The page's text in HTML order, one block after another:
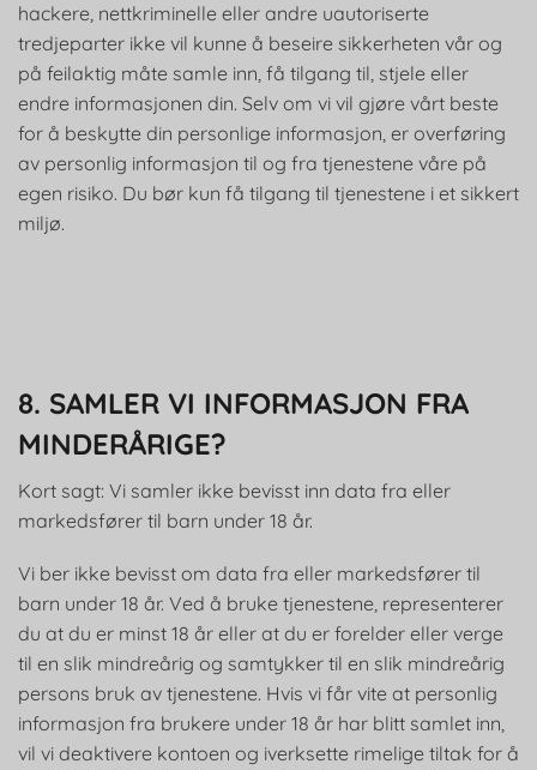
hackere, nettkriminelle eller andre uautoriserte
tredjeparter ikke vil kunne å beseire sikkerheten vår og
på feilaktig måte samle inn, få tilgang til, stjele eller
endre informasjonen din. Selv om vi vil gjøre vårt beste
for å beskytte din personlige informasjon, er overføring
av personlig informasjon til og fra tjenestene våre på
egen risiko. Du bør kun få tilgang til tjenestene i et sikkert
miljø.
8. SAMLER VI INFORMASJON FRA
MINDERÅRIGE?
Kort sagt: Vi samler ikke bevisst inn data fra eller
markedsfører til barn under 18 år.
Vi ber ikke bevisst om data fra eller markedsfører til
barn under 18 år. Ved å bruke tjenestene, representerer
du at du er minst 18 år eller at du er forelder eller verge
til en slik mindreårig og samtykker til en slik mindreårig
persons bruk av tjenestene. Hvis vi får vite at personlig
informasjon fra brukere under 18 år har blitt samlet inn,
vil vi deaktivere kontoen og iverksette rimelige tiltak for å